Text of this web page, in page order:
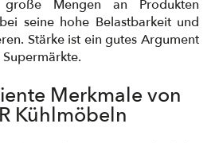
Mengen an Produkten
seine hohe Belastbarkeit und
Stärke ist ein gutes Argument
Merkmale von
Kühlmöbeln